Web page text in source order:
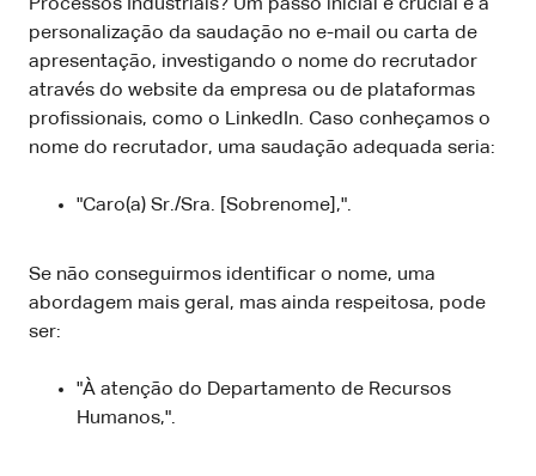
Processos Industriais? Um passo inicial e crucial é a
personalização da saudação no e-mail ou carta de
apresentação, investigando o nome do recrutador
através do website da empresa ou de plataformas
profissionais, como o LinkedIn. Caso conheçamos o
nome do recrutador, uma saudação adequada seria:
"Caro(a) Sr./Sra. [Sobrenome],".
Se não conseguirmos identificar o nome, uma
abordagem mais geral, mas ainda respeitosa, pode
ser:
"À atenção do Departamento de Recursos
Humanos,".